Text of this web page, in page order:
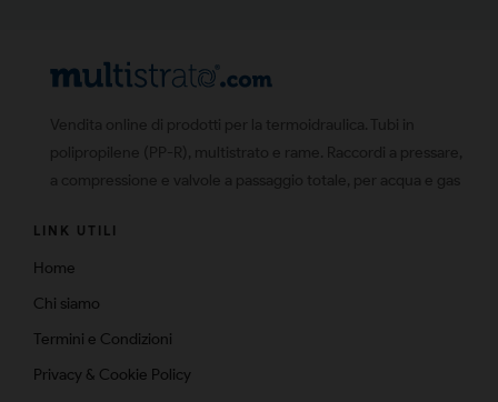
LINK UTILI
Home
Chi siamo
Termini e Condizioni
Privacy & Cookie Policy